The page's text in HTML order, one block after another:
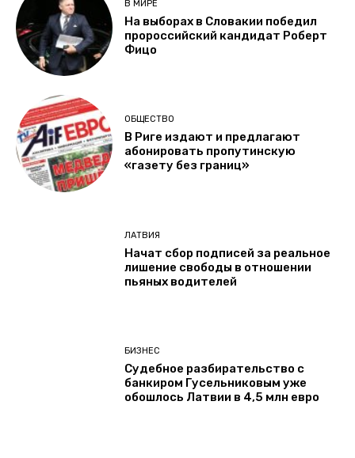
В МИРЕ
На выборах в Словакии победил
пророссийский кандидат Роберт
Фицо
ОБЩЕСТВО
В Риге издают и предлагают
абонировать пропутинскую
«газету без границ»
ЛАТВИЯ
Начат сбор подписей за реальное
лишение свободы в отношении
пьяных водителей
БИЗНЕС
Судебное разбирательство с
банкиром Гусельниковым уже
обошлось Латвии в 4,5 млн евро